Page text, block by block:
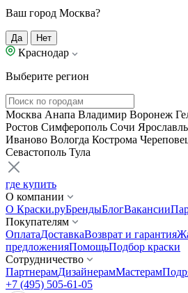
Ваш город Москва?
Да Нет
Краснодар
Выберите регион
Москва Анапа Владимир Воронеж
Ростов Симферополь Сочи Ярославль
Иваново Вологда Кострома
Севастополь Тула
где купить
О компании
О Краски.руБрендыБлогВакансии
Покупателям
ОплатаДоставкаВозврат и гарантия
предложенияПомощьПодбор краски
Сотрудничество
ПартнерамДизайнерамМастерам
+7 (495) 505-61-05